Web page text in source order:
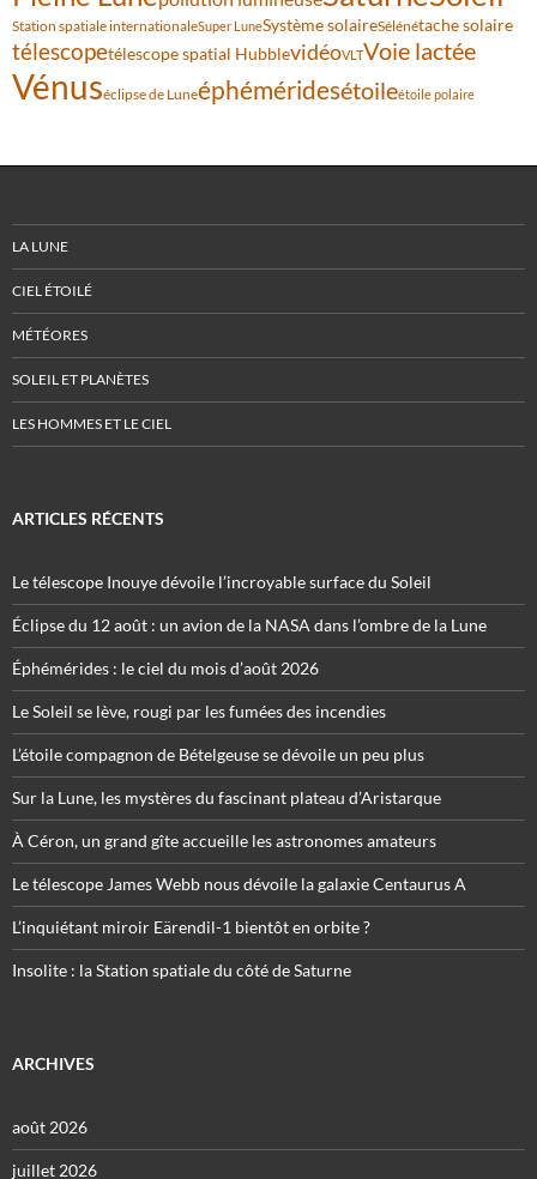
Station spatiale internationaleSuper LuneSystème solaireSélénétache solaire
télescopetélescope spatial HubblevidéoVLTVoie lactée
Vénuséclipse de Luneéphéméridesétoileétoile polaire
LA LUNE
CIEL ÉTOILÉ
MÉTÉORES
SOLEIL ET PLANÈTES
LES HOMMES ET LE CIEL
ARTICLES RÉCENTS
Le télescope Inouye dévoile l’incroyable surface du Soleil
Éclipse du 12 août : un avion de la NASA dans l’ombre de la Lune
Éphémérides : le ciel du mois d’août 2026
Le Soleil se lève, rougi par les fumées des incendies
L’étoile compagnon de Bételgeuse se dévoile un peu plus
Sur la Lune, les mystères du fascinant plateau d’Aristarque
À Céron, un grand gîte accueille les astronomes amateurs
Le télescope James Webb nous dévoile la galaxie Centaurus A
L’inquiétant miroir Eärendil-1 bientôt en orbite ?
Insolite : la Station spatiale du côté de Saturne
ARCHIVES
août 2026
juillet 2026